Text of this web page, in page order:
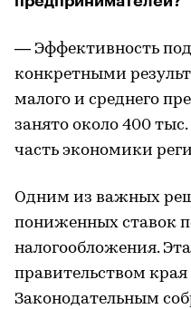
— Эффективность
конкретными
малого и среднего
занято около 400
часть экономики
Одним из важных
пониженных ставок
налогообложения.
правительством края
Законодательным